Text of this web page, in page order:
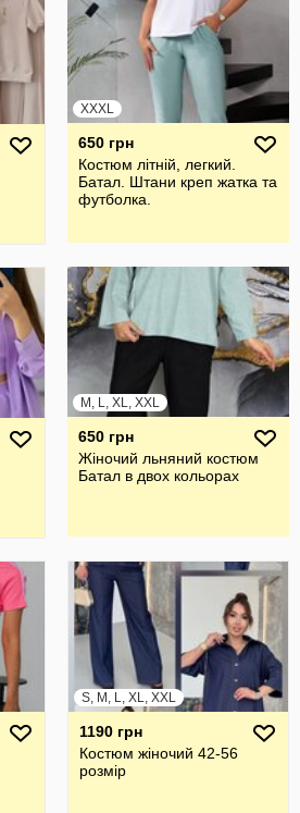
XXXL
650 грн
Костюм літній, легкий.
Батал. Штани креп жатка та
футболка.
M, L, XL, XXL
650 грн
Жіночий льняний костюм
Батал в двох кольорах
S, M, L, XL, XXL
1190 грн
Костюм жіночий 42-56
розмір